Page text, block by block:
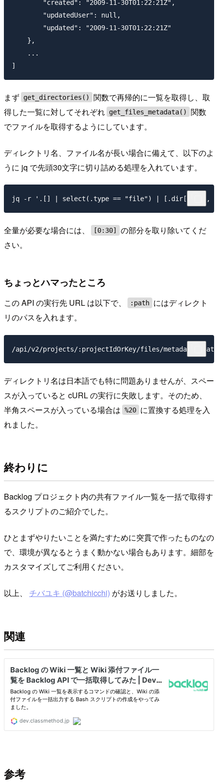
        "created": "2009-11-30T01:22:21Z",
        "updatedUser": null,
        "updated": "2009-11-30T01:22:21Z"
    },
    ...
まず get_directories()
関数で再帰的に一覧を取得し、取
得した一覧に対してそれぞれ get_files_metadata()
関数
でファイルを取得するようにしています。
ディレクトリ名、ファイル名が長い場合に備えて、以下のよ
うに jq で先頭30文字に切り詰める処理を入れています。
全量が必要な場合には、 [0:30]
の部分を取り除いてくだ
さい。
ちょっとハマったところ
この API の実行先 URL は以下で、 :path にはディレクト
リのパスを入れます。
ディレクトリ名は日本語でも特に問題ありませんが、スペー
スが入っていると cURL の実行に失敗します。そのため、
半角スペースが入っている場合は %20 に置換する処理を入
れました。
終わりに
Backlog プロジェクト内の共有ファイル一覧を一括で取得す
るスクリプトのご紹介でした。
ひとまずやりたいことを満たすために突貫で作ったものなの
で、環境が異なるとうまく動かない場合もあります。細部を
カスタマイズしてご利用ください。
以上、 チバユキ (@batchicchi) がお送りしました。
関連
参考